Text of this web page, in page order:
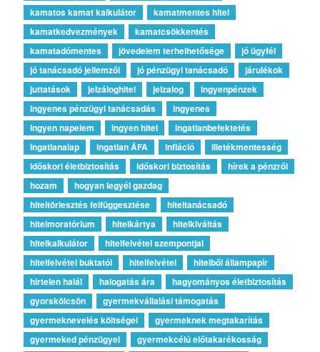
kamatos kamat kalkulátor
kamatmentes hitel
kamatkedvezmények
kamatcsökkentés
kamatadómentes
jövedelem terhelhetősége
jó ügyfél
jó tanácsadó jellemzői
jó pénzügyi tanácsadó
járulékok
juttatások
jelzáloghitel jelzalog
ingyenpénzek
ingyenes pénzügyi tanácsadás
ingyenes
ingyen napelem
ingyen hitel
ingatlanbefektetés
ingatlanalap
ingatlan ÁFA infláció
illetékmentesség
időskori életbiztosítás
időskori biztosítás
hírek a pénzről
hozam
hogyan legyél gazdag
hiteltörlesztés felfüggesztése
hiteltanácsadó
hitelmoratórium
hitelkártya
hitelkiváltás
hitelkalkulátor
hitelfelvétel szempontjai
hitelfelvétel buktatói
hitelfelvétel
hitelből állampapír
hirtelen halál
halogatás ára
hagyományos életbiztosítás
gyorskölcsön
gyermekvállalási támogatás
gyermeknevelés költségei
gyermeknek megtakarítás
gyermeked pénzügyei
gyermekcélú előtakarékosság